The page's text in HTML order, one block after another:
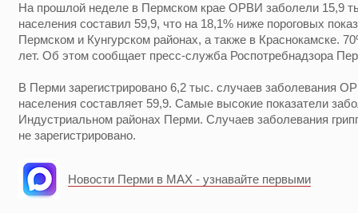
На прошлой неделе в Пермском крае ОРВИ заболели 15,9
населения составил 59,9, что на 18,1% ниже пороговых
Пермском и Кунгурском районах, а также в Краснокамске.
лет. Об этом сообщает пресс-служба Роспотребнадзора
В Перми зарегистрировано 6,2 тыс. случаев заболевания
населения составляет 59,9. Самые высокие показатели
Индустриальном районах Перми. Случаев заболевания
не зарегистрировано.
Новости Перми в MAX - узнавайте первыми